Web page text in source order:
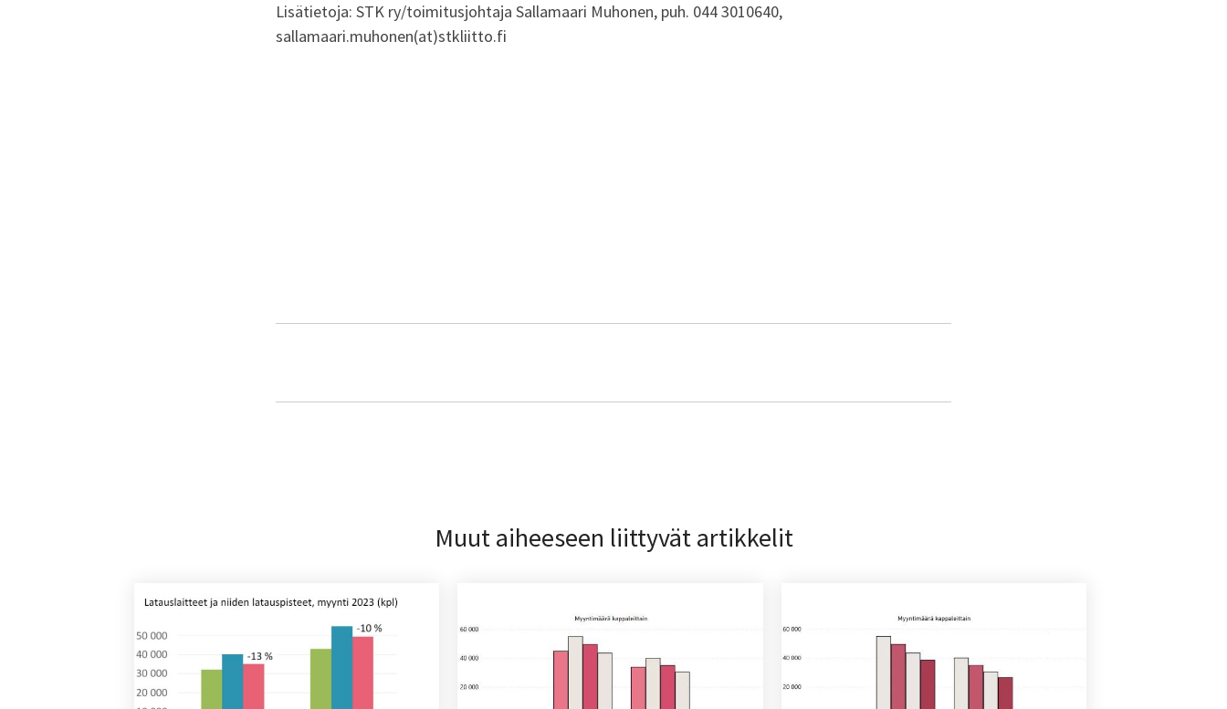
Lisätietoja: STK ry/toimitusjohtaja Sallamaari Muhonen, puh. 044 3010640,
sallamaari.muhonen(at)stkliitto.fi
Muut aiheeseen liittyvät artikkelit